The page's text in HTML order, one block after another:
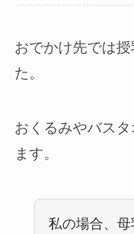
おでかけ先では
た。
おくるみやバス
ます。
私の場合、